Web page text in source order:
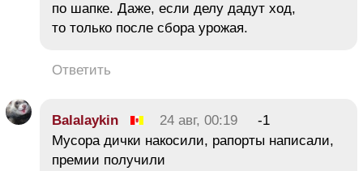
по шапке. Даже, если делу дадут ход,
то только после сбора урожая.
Ответить
Balalaykin 24 авг, 00:19
-1
Мусора дички накосили, рапорты написали,
премии получили